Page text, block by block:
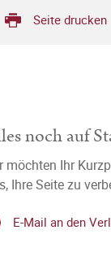
Seite drucken
noch auf
möchten Ihr
Ihre Seite zu
E-Mail an den